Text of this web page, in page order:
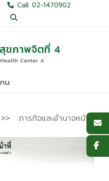
Call. 02-1470902
ภารกิจและอำนาจหน้าที่